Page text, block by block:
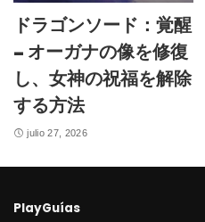
ドラゴンソード：覚醒
– オーガナの像を修復
し、女神の祝福を解除
する方法
julio 27, 2026
PlayGuías